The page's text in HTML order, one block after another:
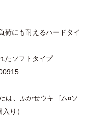
荷にも耐えるハードタイ
たソフトタイプ
は、ふかせウキゴムαソ
り）